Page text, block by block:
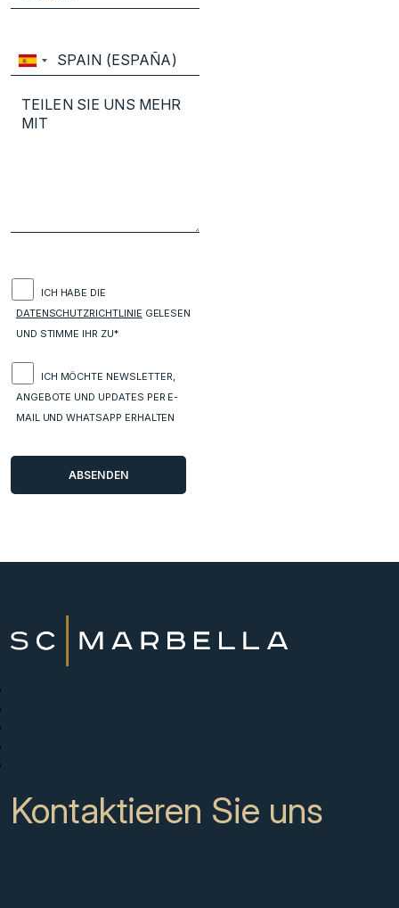
ICH HABE DIE
DATENSCHUTZRICHTLINIE GELESEN
UND STIMME IHR ZU*
ICH MÖCHTE NEWSLETTER,
ANGEBOTE UND UPDATES PER E-
MAIL UND WHATSAPP ERHALTEN
Kontaktieren Sie uns